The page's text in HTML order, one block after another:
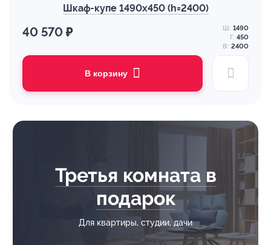
Шкаф-купе 1490х450 (h=2400)
40 570 ₽ Ш: 1490
Г: 450
В: 2400
В корзину
Третья комната в
подарок
Для квартиры, студии, дачи